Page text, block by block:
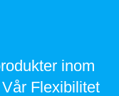
inom
Flexibilitet